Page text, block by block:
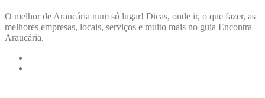
O melhor de Araucária num só lugar! Dicas, onde ir, o que fazer, as
melhores empresas, locais, serviços e muito mais no guia Encontra
Araucária.